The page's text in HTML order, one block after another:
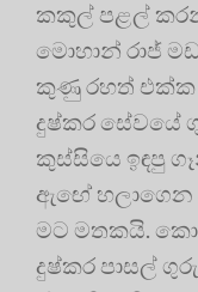
කකුල් පළල්
‍මොහාන් රාජ්
කුණු රහත් එක්ක
දුෂ්කර සේවයේ
කුස්සියෙ ඉඳපු
ඇඟේ
මට මතකයි.
දුෂ්කර පාසල්